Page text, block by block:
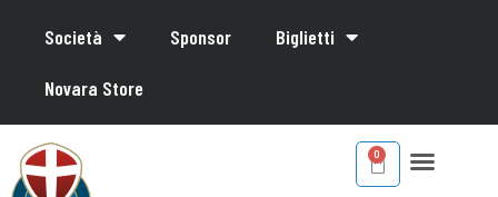
Società Sponsor Biglietti
Novara Store